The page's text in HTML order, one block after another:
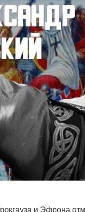
и Эфрона